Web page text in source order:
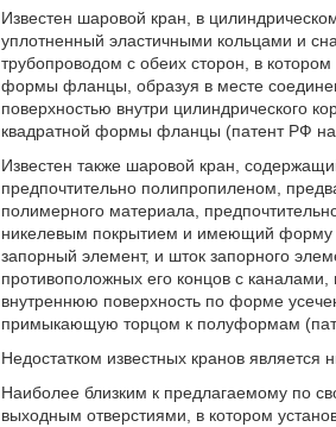
Известен шаровой кран, в
уплотненный эластичными кольцами и
трубопроводом с обеих сторон, в
формы фланцы, образуя в месте
поверхностью внутри цилиндрического
квадратной формы фланцы (патент РФ
Известен также шаровой кран,
предпочтительно полипропиленом,
полимерного материала,
никелевым покрытием и имеющий форму
запорный элемент, и шток запорного
противоположных его концов с
внутреннюю поверхность по форме
примыкающую торцом к полуформам
Недостатком известных кранов является
Наиболее близким к предлагаемому по
выходным отверстиями, в котором